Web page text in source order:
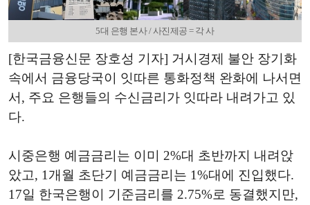
5대 은행 본사 / 사진제공 = 각 사
[한국금융신문 장호성 기자] 거시경제 불안 장기화
속에서 금융당국이 잇따른 통화정책 완화에 나서면
서, 주요 은행들의 수신금리가 잇따라 내려가고 있
다.
시중은행 예금금리는 이미 2%대 초반까지 내려앉
았고, 1개월 초단기 예금금리는 1%대에 진입했다.
17일 한국은행이 기준금리를 2.75%로 동결했지만,